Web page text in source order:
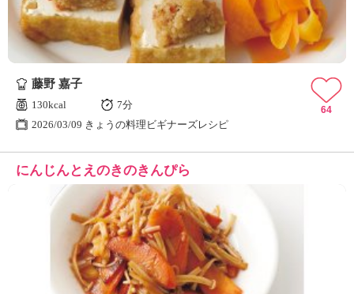
藤野 嘉子
130kcal
7分
2026/03/09 きょうの料理ビギナーズレシピ
64
にんじんとえのきのきんぴら